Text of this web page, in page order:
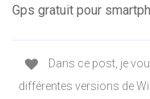
Gps gratuit pour
Dans ce post, je
différentes versions de